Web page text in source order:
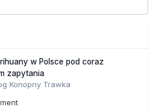
w Polsce pod coraz
zapytania
Konopny Trawka